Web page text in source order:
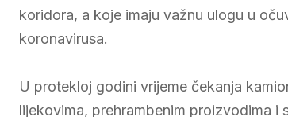
koridora, a koje imaju važnu ulogu u
koronavirusa.
U protekloj godini vrijeme čekanja
lijekovima, prehrambenim proizvodima i